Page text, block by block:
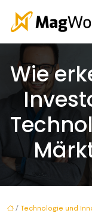
Wie
/ Technologie und